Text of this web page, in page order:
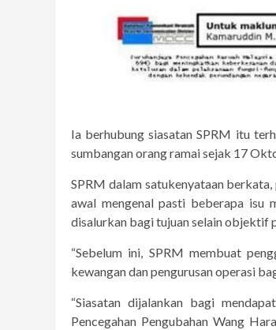
Ia berhubung siasatan SPRM itu
sumbangan orang ramai sejak 17
SPRM dalam satukenyataan
awal mengenal pasti beberapa isu
disalurkan bagi tujuan selain objektif
“Sebelum ini, SPRM membuat
kewangan dan pengurusan operasi
“Siasatan dijalankan bagi
Pencegahan Pengubahan Wang